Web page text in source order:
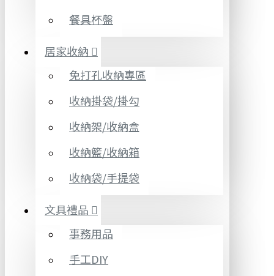
餐具杯盤
居家收納
免打孔收納專區
收納掛袋/掛勾
收納架/收納盒
收納籃/收納箱
收納袋/手提袋
文具禮品
事務用品
手工DIY